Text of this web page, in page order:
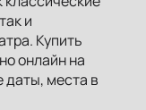
и
Купить
онлайн на
места в